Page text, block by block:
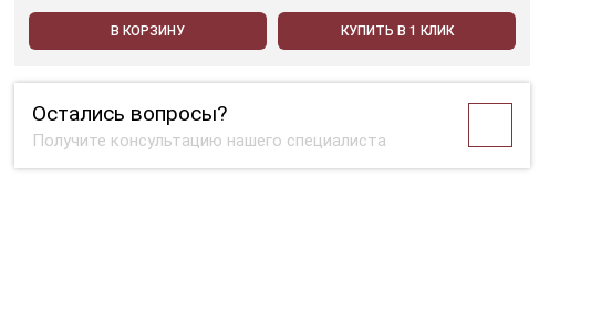
В КОРЗИНУ КУПИТЬ В 1 КЛИК
Остались вопросы?
Получите консультацию нашего специалиста